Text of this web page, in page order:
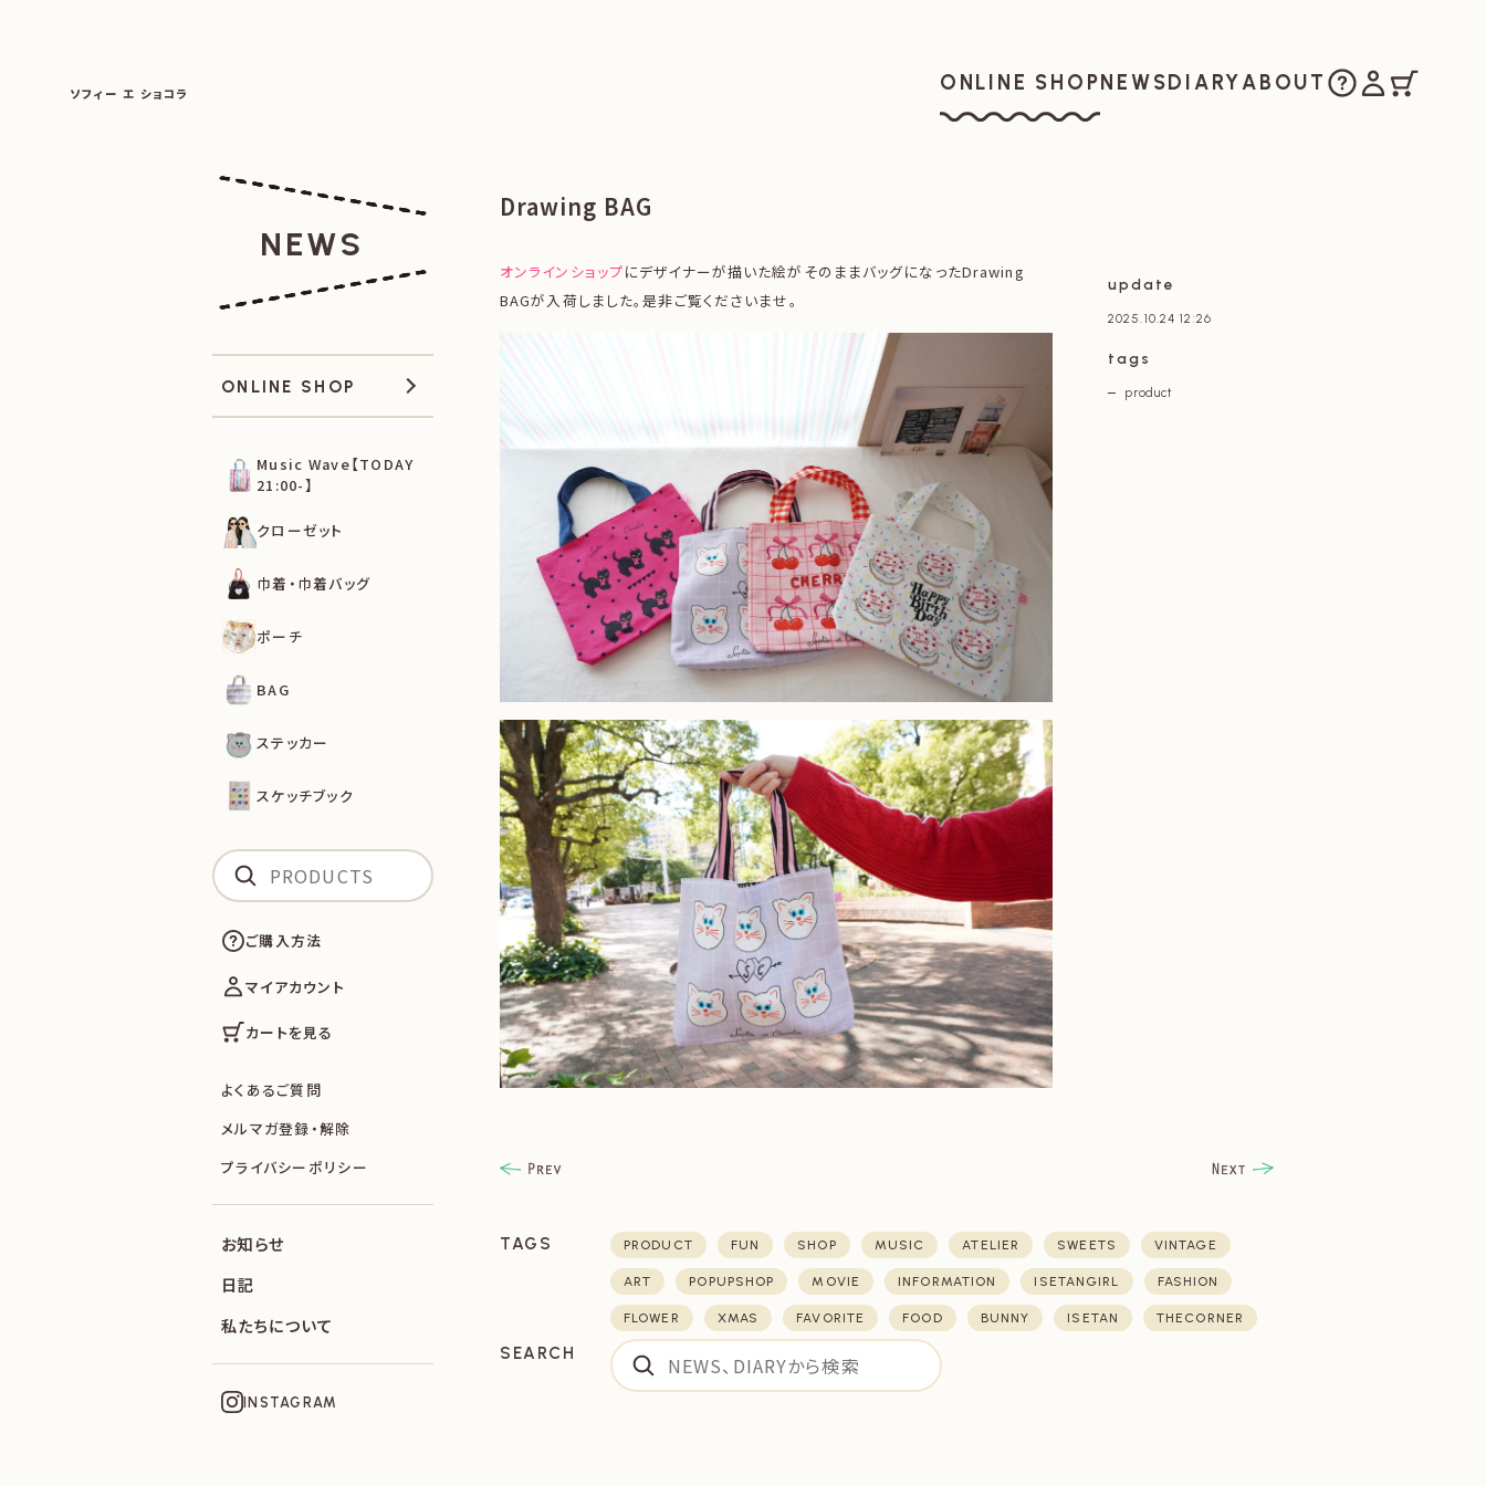
ソフィー エ ショコラ
||
ONLINE SHOP NEWSお知らせ
DIARY日記
ABOUT 私たちについて
ご購入方法
マイアカウ
NEWS
Drawing BAG
オンラインショップにデザイナーが描いた絵がそのままバッグになったDrawing
BAGが入荷しました。是非ご覧くださいませ。
update
2025.10.24 12:26
tags
product
TAGS PRODUCT FUN SHOP MUSIC ATELIER SWEETS VINTAGE
ART POPUPSHOP MOVIE INFORMATION ISETANGIRL FASHION
FLOWER XMAS FAVORITE FOOD BUNNY ISETAN THECORNER
SEARCH
ONLINE SHOP
Music Wave【TODAY
21:00-】
クローゼット
巾着・巾着バッグ
ポーチ
BAG
ステッカー
スケッチブック
ご購入方法
マイアカウント
カートを見る
よくあるご質問
メルマガ登録・解除
プライバシーポリシー
お知らせ
日記
私たちについて
INSTAGRAM